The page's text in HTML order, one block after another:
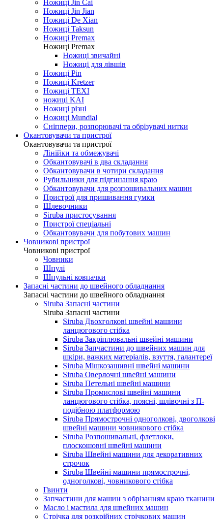
Ножиці Jin Cai
Ножиці Jin Jian
Ножиці De Xian
Ножиці Taksun
Ножиці Premax
Ножиці Premax
Ножиці звичайні
Ножиці для лівшів
Ножиці Pin
Ножиці Kretzer
Ножиці TEXI
ножиці KAI
Ножиці різні
Ножиці Mundial
Сніппери, розпорювачі та обрізувачі нитки
Окантовувачи та пристрої
Окантовувачи та пристрої
Лінійки та обмежувачі
Обкантовувачі в два складання
Обкантовувачи в чотири складання
Рубильники для підгинання краю
Обкантовувачи для розпошивальних машин
Пристрої для пришивання гумки
Шлевочники
Siruba пристосування
Пристрої спеціальні
Обкантовувачи для побутових машин
Човникові пристрої
Човникові пристрої
Човники
Шпулі
Шпульні ковпачки
Запасні частини до швейного обладнання
Запасні частини до швейного обладнання
Siruba Запасні частини
Siruba Запасні частини
Siruba Двохголкові швейні машини
ланцюгового стібка
Siruba Закріплювальні швейні машини
Siruba Запчастини до швейних машин для
шкіри, важких матеріалів, взуття, галантереї
Siruba Мішкозашивні швейні машини
Siruba Оверлочні швейні машини
Siruba Петельні швейні машини
Siruba Промислові швейні машини
ланцюгового стібка, поясні, шлівочні з П-
подібною платформою
Siruba Прямострочні одноголкові, двоголкові
швейні машини човникового стібка
Siruba Розпошивальні, флетлоки,
плоскошовні швейні машини
Siruba Швейні машини для декоративних
строчок
Siruba Швейні машини прямострочні,
одноголкові, човникового стібка
Гвинти
Запчастини для машин з обрізанням краю тканини
Масло і мастила для швейних машин
Стрічка для розкрійних стрічкових машин